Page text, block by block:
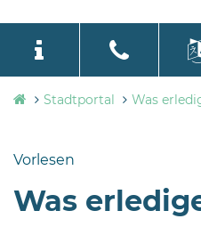
Stadtverwaltung
Bramstedt
19
language
Select Language
Stadtportal Was
Vorlesen
Was